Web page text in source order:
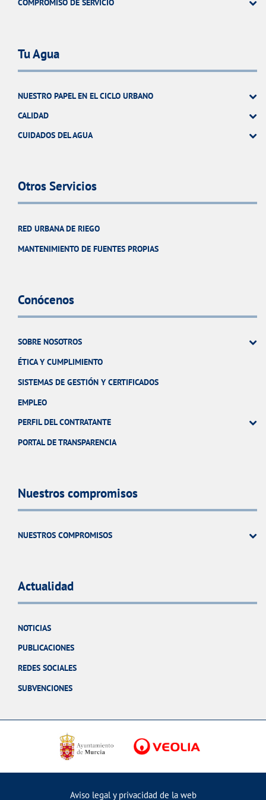
COMPROMISO DE SERVICIO
Tu Agua
NUESTRO PAPEL EN EL CICLO URBANO
CALIDAD
CUIDADOS DEL AGUA
Otros Servicios
RED URBANA DE RIEGO
MANTENIMIENTO DE FUENTES PROPIAS
Conócenos
SOBRE NOSOTROS
ÉTICA Y CUMPLIMIENTO
SISTEMAS DE GESTIÓN Y CERTIFICADOS
EMPLEO
PERFIL DEL CONTRATANTE
PORTAL DE TRANSPARENCIA
Nuestros compromisos
NUESTROS COMPROMISOS
Actualidad
NOTICIAS
PUBLICACIONES
REDES SOCIALES
SUBVENCIONES
Aviso legal y privacidad de la web